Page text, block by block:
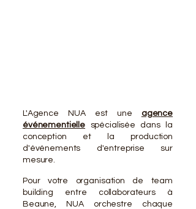
L'Agence NUA est une agence
événementielle
spécialisée dans la
conception et la production
d'événements d'entreprise sur
mesure.
Pour votre organisation de team
building entre collaborateurs à
Beaune, NUA orchestre chaque